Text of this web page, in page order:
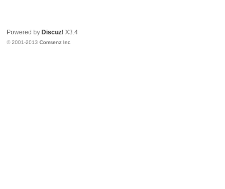
Powered by Discuz! X3.4
© 2001-2013Comsenz Inc.